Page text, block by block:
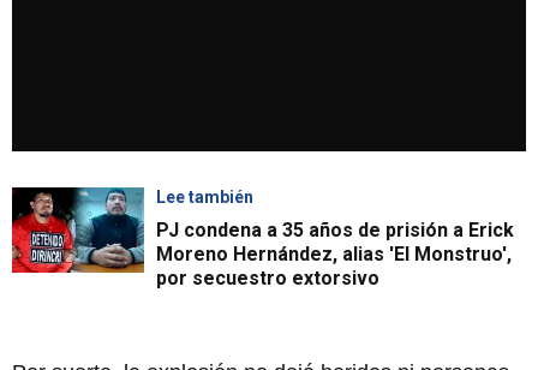
Lee también
PJ condena a 35 años de prisión a Erick
Moreno Hernández, alias 'El Monstruo',
por secuestro extorsivo